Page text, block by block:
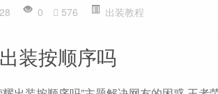
0 576 出装教程
装按顺序吗